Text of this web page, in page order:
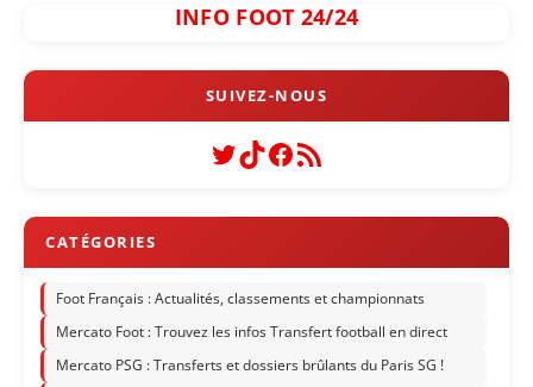
INFO FOOT 24/24
Twitter
TikTok
Facebook
Flux RSS
Foot Français : Actualités, classements et championnats
Mercato Foot : Trouvez les infos Transfert football en direct
Mercato PSG : Transferts et dossiers brûlants du Paris SG !